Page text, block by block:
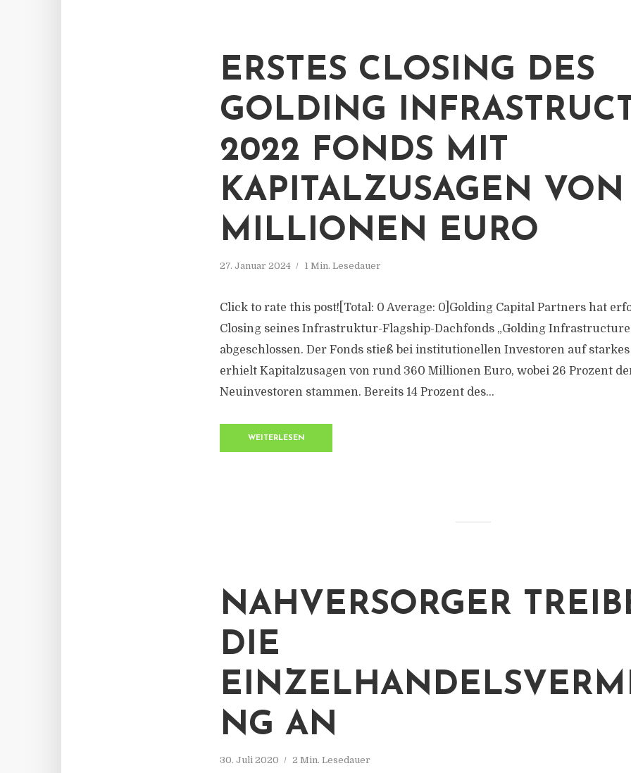
ERSTES CLOSING DES
GOLDING
2022 FONDS MIT
KAPITALZUSAGEN
MILLIONEN EURO
27. Januar 2024 1 Min. Lesedauer
Click to rate this post![Total: 0 Average: 0]Golding Capital Partners hat
Closing seines Infrastruktur-Flagship-Dachfonds „Golding Infrastructure
abgeschlossen. Der Fonds stieß bei institutionellen Investoren auf
erhielt Kapitalzusagen von rund 360 Millionen Euro, wobei 26 Prozent
Neuinvestoren stammen. Bereits 14 Prozent des...
WEITERLESEN
NAHVERSORGER
DIE
NG AN
30. Juli 2020 2 Min. Lesedauer